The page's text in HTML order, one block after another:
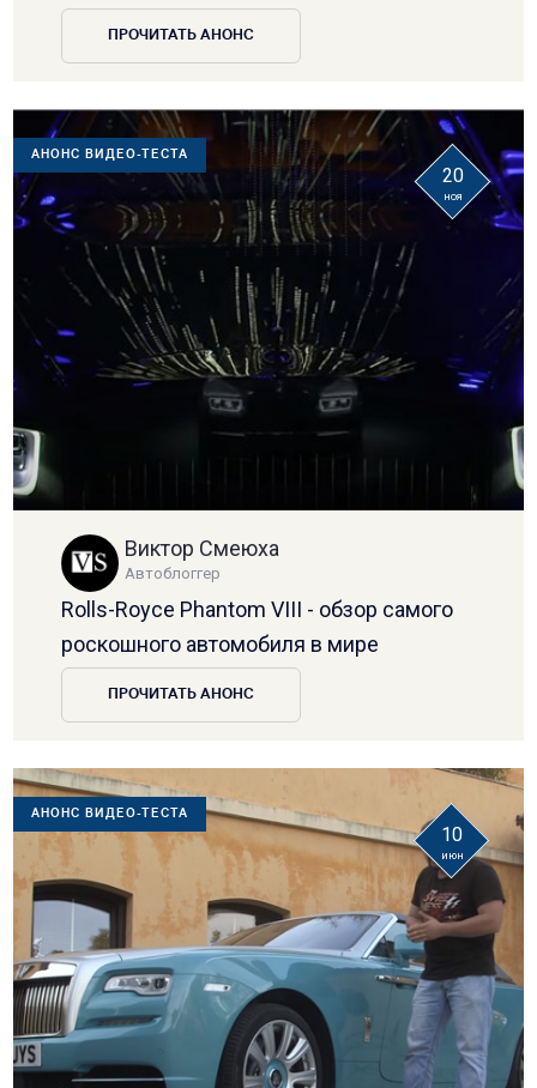
ПРОЧИТАТЬ АНОНС
АНОНС ВИДЕО-ТЕСТА
20
ноя
Виктор Смеюха
Автоблоггер
Rolls-Royce Phantom VIII - обзор самого
роскошного автомобиля в мире
ПРОЧИТАТЬ АНОНС
АНОНС ВИДЕО-ТЕСТА
10
июн